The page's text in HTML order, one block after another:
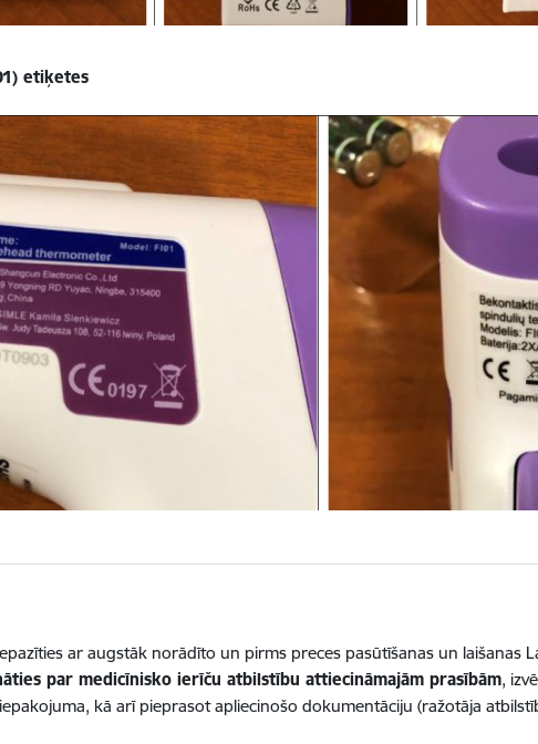
etiķetes
ar augstāk norādīto un pirms preces pasūtīšanas un laišanas
par medicīnisko ierīču atbilstību attiecināmajām prasībām,
kā arī pieprasot apliecinošo dokumentāciju (ražotāja